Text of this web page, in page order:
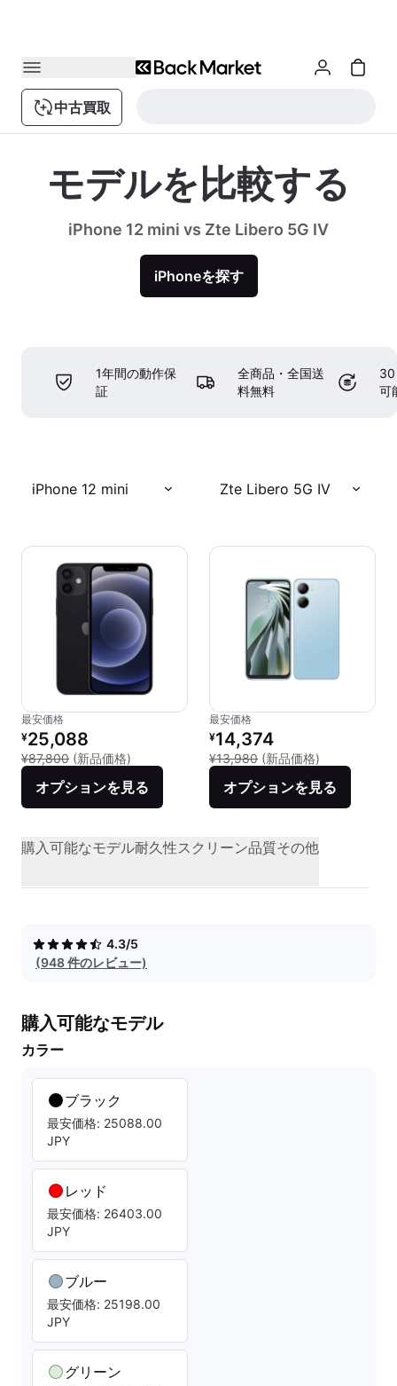
中古買取
モデルを比較する
iPhone 12 mini vs Zte Libero 5G IV
iPhoneを探す
1年間の動作保
証
全商品・全国送
料無料
30
可
iPhone 12 mini Zte Libero 5G IV
最安価格
リファービッシュ品の価格：
¥25,088
¥87,800 (新品価格) 新品との比較：¥87,800
オプションを見る
最安価格
リファービッシュ品の価格：
¥14,374
¥13,980 (新品価格)
オプションを見る
購入可能なモデル耐久性スクリーン品質その他
4.3/5
(948 件のレビュー)
購入可能なモデル
カラー
ブラック
最安価格: 25088.00
JPY
レッド
最安価格: 26403.00
JPY
ブルー
最安価格: 25198.00
JPY
グリーン